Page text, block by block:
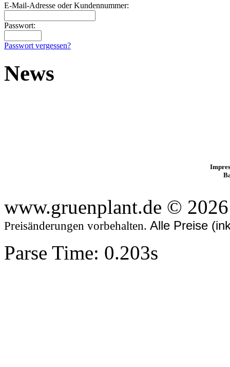
E-Mail-Adresse oder Kundennummer:
Passwort:
Passwort vergessen?
News
www.gruenplant.de ©
Preisänderungen vorbehalten. Alle Preise
Parse Time: 0.203s